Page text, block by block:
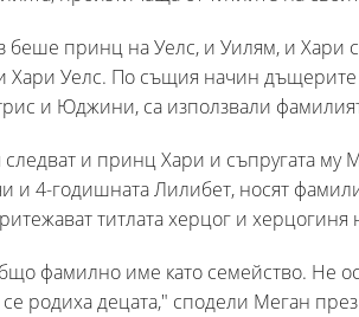
беше принц на Уелс, и Уилям, и Хари
Хари Уелс. По същия начин
и Юджини, са използвали
и принц Хари и съпругата му
и 4-годишната Лилибет, носят
титлата херцог и херцогиня
фамилно име като семейство. Не
родиха децата," сподели Меган